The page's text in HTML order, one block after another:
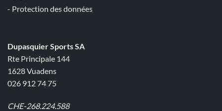
- Protection des données
Dupasquier Sports SA
Rte Principale 144
1628 Vuadens
026 912 74 75
CHE-268.224.588